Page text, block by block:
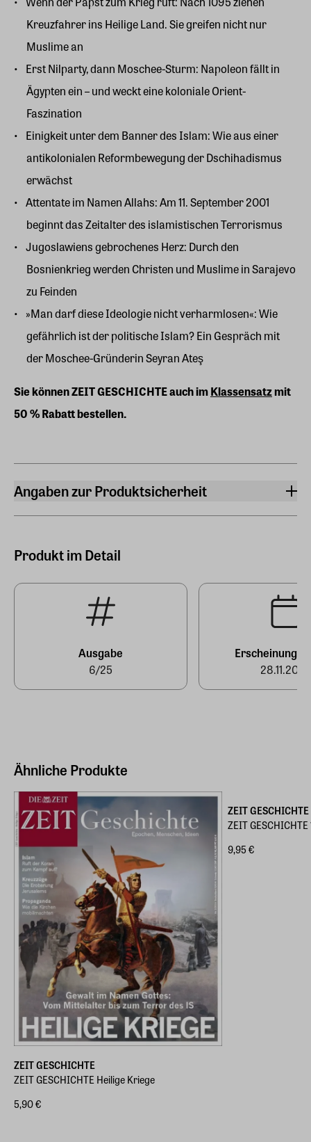
Kreuzfahrer ins Heilige Land. Sie greifen nicht nur
Muslime an
Erst Nilparty, dann Moschee-Sturm: Napoleon fällt in
Ägypten ein – und weckt eine koloniale Orient-
Faszination
Einigkeit unter dem Banner des Islam: Wie aus einer
antikolonialen Reformbewegung der Dschihadismus
erwächst
Attentate im Namen Allahs: Am 11. September 2001
beginnt das Zeitalter des islamistischen Terrorismus
Jugoslawiens gebrochenes Herz: Durch den
Bosnienkrieg werden Christen und Muslime in Sarajevo
zu Feinden
»Man darf diese Ideologie nicht verharmlosen«: Wie
gefährlich ist der politische Islam? Ein Gespräch mit
der Moschee-Gründerin Seyran Ateş
Sie können ZEIT GESCHICHTE auch imKlassensatzmit
50 % Rabatt bestellen.
Angaben zur Produktsicherheit
Deutschland (EU)
E-Mail-Adresse
Produkt im Detail
Ausgabe
6/25
28.11.2025
Ähnliche Produkte
ZEIT GESCHICHTE
ZEIT GESCHICHTE Heilige Kriege
5,90 €
ZEIT GESCHICHTE
ZEIT
9,95 €